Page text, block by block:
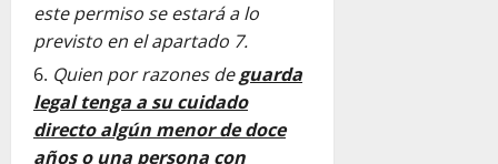
este permiso se estará a lo
previsto en el apartado 7.
Quien por razones deguarda
legal tenga a su cuidado
directo algún menor de doce
años o una persona con